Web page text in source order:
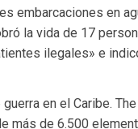
embarcaciones en
la vida de 17
ilegales» e
en el Caribe.
más de 6.500